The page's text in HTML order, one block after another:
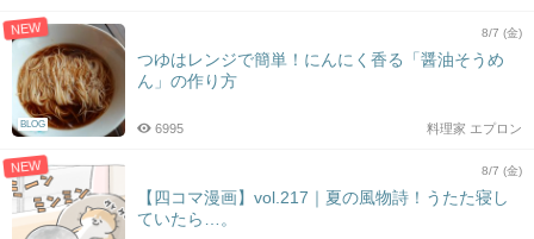
NEW
BLOG
8/7 (金)
つゆはレンジで簡単！にんにく香る「醤油そうめ
ん」の作り方
料理家 エプロン
6995
NEW 8/7 (金)
【四コマ漫画】vol.217｜夏の風物詩！うたた寝し
ていたら…。